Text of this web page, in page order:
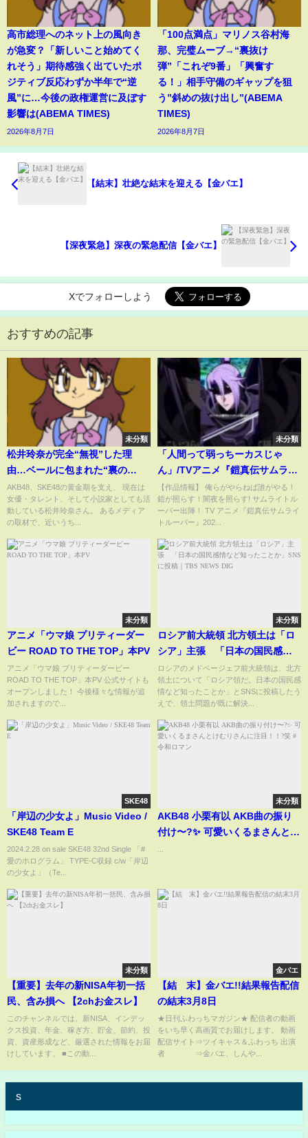
高市総理へのネット上の風向き
が急変？「新しいこと始めてく
れそう」期待感強く出ていたポ
ジティブ反応わずか半年で“逆
風”に…今後の政権運営に及ぼす
影響は(ABEMA TIMES)
2026年8月7日
「100点満点」マリノス谷村海
那、完璧ムーブ→“裏抜け
弾”「これぞ9番」「興奮す
る！」相手守備のギャップを狙
う”斜めの抜け出し”(ABEMA
TIMES)
2026年8月7日
【結末】壮絶な結末を迎える【金バエ】
【深夜緊急】深夜の緊急配信【金バエ】
Xでフォローしよう
おすすめの記事
未分類
松井玲奈が完全“無視”した理
由…ベールに包まれた“裏の
顔”に言葉を失う…「SKE48」だ
ったことでも有名な女優の結婚
の真相に驚きを隠せない…
AKB48、SKE48の黄金期を支え、 現在は
女優・タレント、そして小説家としても活
動している松井玲奈さん。 あるメディア
の取材で、近いうち...
未分類
「人間って弱っちーカスじゃ
ん」/TVアニメ『鎧真伝サムライ
トルーパー』第4話より
【作品情報】 俺らがやらねば誰がやる！
鎧が照らす！闇夜を照らす! サムライトル
ーパー出陣！ TV アニメ『鎧真伝サムライ
トルーパー』202...
未分類
アニメ「ウマ娘 プリティーダー
ビー ROAD TO THE TOP」本PV
アニメ「ウマ娘 プリティーダービー
ROAD TO THE TOP」本PV 公式サイトも
オープンしました！ 今後様々な情報が追
加されますので...
未分類
ロシア前大統領 北方領土は「ロ
シア」主張 「日本の国民感情
など知ったことか」SNSに投稿
｜TBS NEWS DIG
ロシアのメドベージェフ前大統領は、北方
領土について「ロシア領だ。日本の国民感
情など知ったことか」とSNSに投稿したう
えで、領土問題が既に解決...
SKE48
「岸辺の少女よ」Music Video /
SKE48 Team E
2024.2.28 on sale SKE48 32nd Single 「#
愛のホログラム」 TYPE-C収録 c/w「岸辺
の少女よ」（Te...
未分類
AKB48 小栗有以 AKB曲の振り
付け〜?✨ 可愛いくるまさんとけ
未分類
【重要】去年の新NISA年初一括
民、含み損へ 【2chお金スレ】
このチャンネルでは、新NISA、インデッ
クス投資、年金、稼ぎ方、貯金、節約、投
資、資産形成など、厳選された情報をお届
けしています。 ■この動...
金バエ
【結 末】金バエ!!結果報告配信
の結末3月8日
★日刊ふわっちマガジン★ 配信者の動画
をいち早く高画質でお届けします。 動画
配信サイト⇒ツイキャス＆ふわっち 出演
者 ⇒金バエ、しんや...
s